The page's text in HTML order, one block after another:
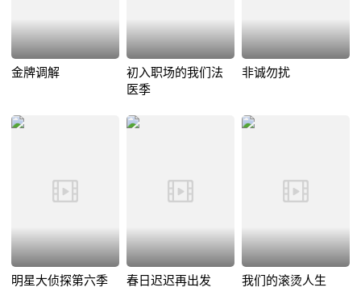
金牌调解
初入职场的我们法
医季
非诚勿扰
明星大侦探第六季 春日迟迟再出发 我们的滚烫人生